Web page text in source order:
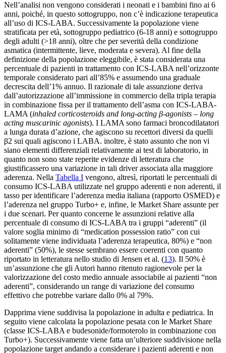
Nell’analisi non vengono considerati i neonati e i bambini fino ai 6
anni, poiché, in questo sottogruppo, non c’è indicazione terapeutica
all’uso di ICS-LABA. Successivamente la popolazione viene
stratificata per età, sottogruppo pediatrico (6-18 anni) e sottogruppo
degli adulti (>18 anni), oltre che per severità della condizione
asmatica (intermittente, lieve, moderata e severa). Al fine della
definizione della popolazione eleggibile, è stata considerata una
percentuale di pazienti in trattamento con ICS-LABA nell’orizzonte
temporale considerato pari all’85% e assumendo una graduale
decrescita dell’1% annuo. Il razionale di tale assunzione deriva
dall’autorizzazione all’immissione in commercio della tripla terapia
in combinazione fissa per il trattamento dell’asma con ICS-LABA-
LAMA (inhaled corticosteroids and long-acting β-agonists – long
acting muscarinic agonists). I LAMA sono farmaci broncodilatatori
a lunga durata d’azione, che agiscono su recettori diversi da quelli
β2 sui quali agiscono i LABA. inoltre, è stato assunto che non vi
siano elementi differenziali relativamente ai test di laboratorio, in
quanto non sono state reperite evidenze di letteratura che
giustificassero una variazione in tali driver associata alla maggiore
aderenza. Nella Tabella I vengono, altresì, riportati le percentuali di
consumo ICS-LABA utilizzate nel gruppo aderenti e non aderenti, il
tasso per identificare l’aderenza media italiana (rapporto OSMED) e
l’aderenza nel gruppo Turbo+ e, infine, le Market Share assunte per
i due scenari. Per quanto concerne le assunzioni relative alla
percentuale di consumo di ICS-LABA tra i gruppi “aderenti” (il
valore soglia minimo di “medication possession ratio” con cui
solitamente viene individuata l’aderenza terapeutica, 80%) e “non
aderenti” (50%), le stesse sembrano essere coerenti con quanto
riportato in letteratura nello studio di Jensen et al. (13). Il 50% è
un’assunzione che gli Autori hanno ritenuto ragionevole per la
valorizzazione del costo medio annuale associabile ai pazienti “non
aderenti”, considerando un range di variazione del consumo
effettivo che potrebbe variare dallo 0% al 79%.
Dapprima viene suddivisa la popolazione in adulta e pediatrica. In
seguito viene calcolata la popolazione pesata con le Market Share
(classe ICS-LABA e budesonide/formoterolo in combinazione con
Turbo+). Successivamente viene fatta un’ulteriore suddivisione nella
popolazione target andando a considerare i pazienti aderenti e non